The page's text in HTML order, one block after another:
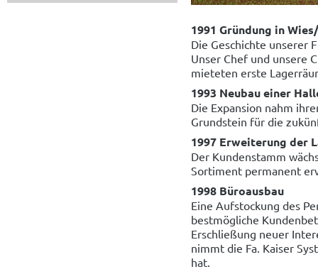
1991 Gründung in
Die Geschichte unserer
Unser Chef und unsere
mieteten erste
1993 Neubau einer
Die Expansion nahm
Grundstein für die
1997 Erweiterung der
Der Kundenstamm
Sortiment permanent
1998 Büroausbau
Eine Aufstockung des
bestmögliche
Erschließung neuer
nimmt die Fa. Kaiser
hat.